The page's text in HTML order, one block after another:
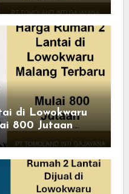
di Lowokwaru
800 Jutaan